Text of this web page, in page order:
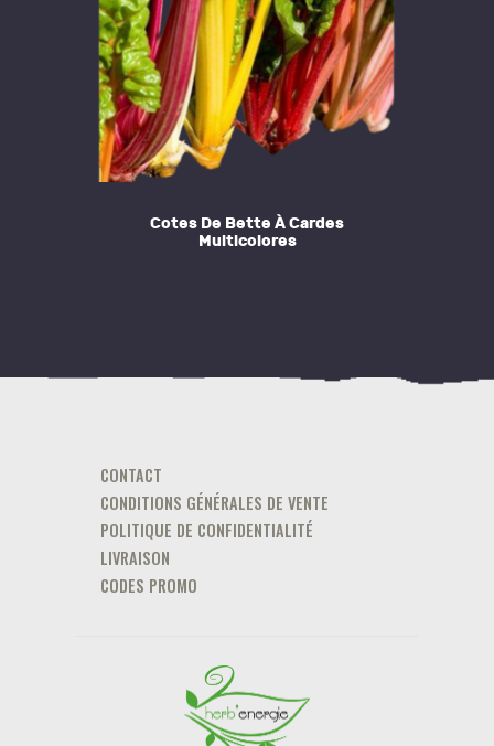
Cotes De Bette À Cardes
Multicolores
CONTACT
CONDITIONS GÉNÉRALES DE VENTE
POLITIQUE DE CONFIDENTIALITÉ
LIVRAISON
CODES PROMO